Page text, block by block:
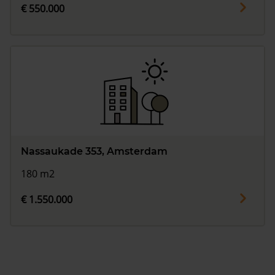
€ 550.000
Nassaukade 353, Amsterdam
180 m2
€ 1.550.000